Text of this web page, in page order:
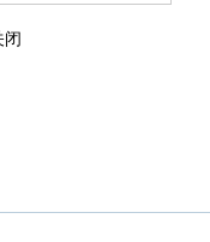
闭